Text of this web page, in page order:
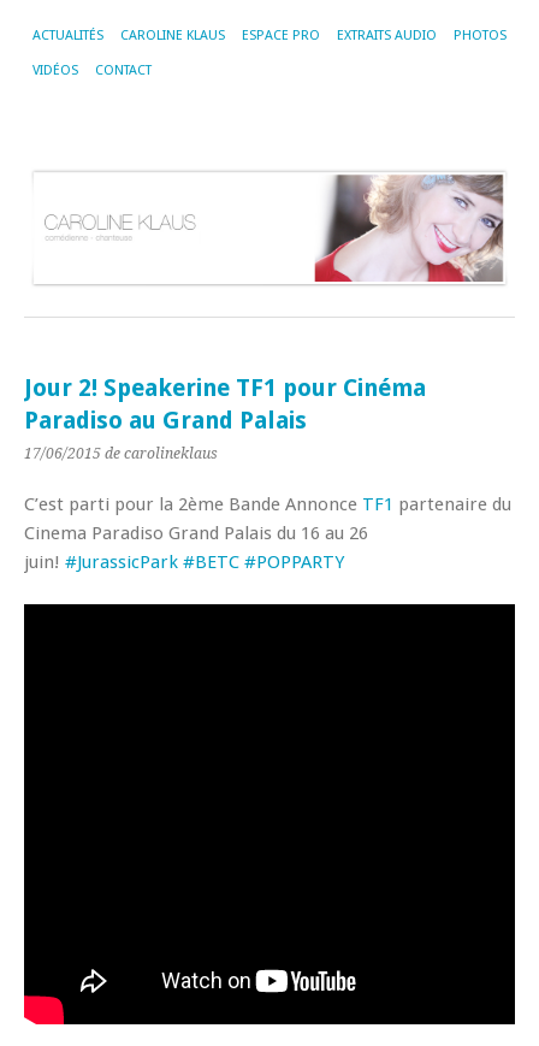
ACTUALITÉS CAROLINE KLAUS ESPACE PRO EXTRAITS AUDIO PHOTOS
VIDÉOS CONTACT
Jour 2! Speakerine TF1 pour Cinéma
Paradiso au Grand Palais
17/06/2015 de carolineklaus
C’est parti pour la 2ème Bande Annonce TF1 partenaire du
Cinema Paradiso Grand Palais du 16 au 26
juin! ‪#‎JurassicPark‬ ‪#‎BETC‬ ‪#‎POPPARTY